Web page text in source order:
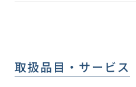
取扱品目・サービス